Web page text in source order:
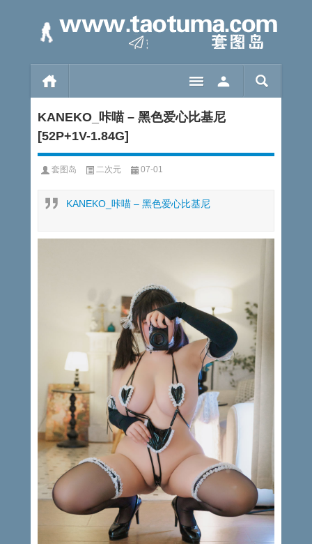
KANEKO_咔喵 – 黑色爱心比基尼
[52P+1V-1.84G]
套图岛 二次元 07-01
KANEKO_咔喵 – 黑色爱心比基尼